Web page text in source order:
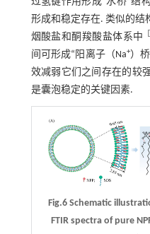
形成和稳定存在. 类似的结
烟酸盐和酮羧酸盐体系中
间可形成“阳离子（Na+）
效减弱它们之间存在的较
是囊泡稳定的关键因素.
Fig.6 Schematic
FTIR spectra of pure